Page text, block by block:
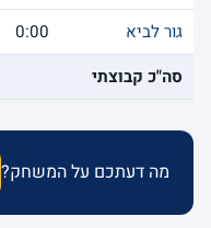
גור לביא
0:00
סה"כ קבוצתי
מה דעתכם על המשחק?